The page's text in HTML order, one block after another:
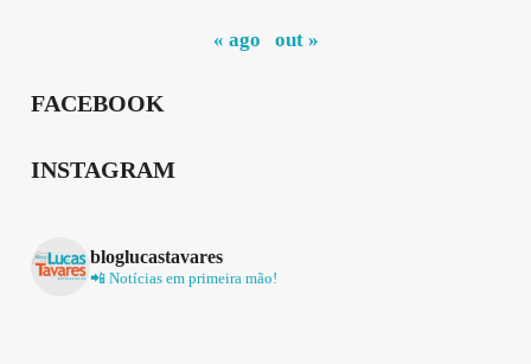
« ago out »
FACEBOOK
INSTAGRAM
bloglucastavares
📲 Notícias em primeira mão!